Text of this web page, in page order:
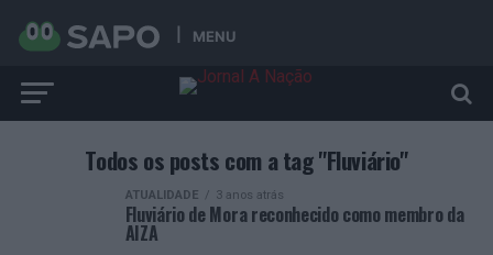
MENU
Todos os posts com a tag "Fluviário"
ATUALIDADE 3 anos atrás
Fluviário de Mora reconhecido como membro da
AIZA